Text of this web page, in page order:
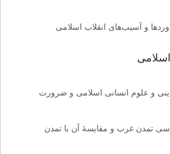
و آسیب‌های انقلاب اسلامی
و علوم انسانی اسلامی و ضرورت
تمدن غرب و مقایسۀ آن با تمدن